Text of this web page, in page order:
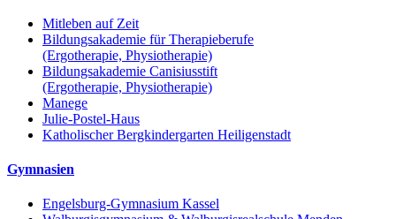
Mitleben auf Zeit
Bildungsakademie für Therapieberufe
(Ergotherapie, Physiotherapie)
Bildungsakademie Canisiusstift
(Ergotherapie, Physiotherapie)
Manege
Julie-Postel-Haus
Katholischer Bergkindergarten Heiligenstadt
Gymnasien
Engelsburg-Gymnasium Kassel